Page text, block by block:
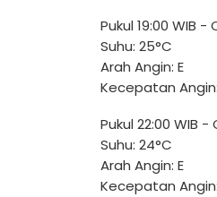
Pukul 19:00 WIB
Suhu: 25°C
Arah Angin: E
Kecepatan
Pukul 22:00 WIB -
Suhu: 24°C
Arah Angin: E
Kecepatan